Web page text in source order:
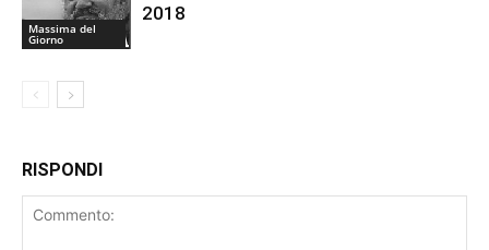
Massima del
Giorno
2018
RISPONDI